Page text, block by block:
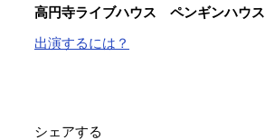
高円寺ライブハウス ペンギンハウス
出演するには？
シェアする